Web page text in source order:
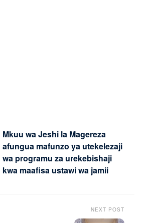
Mkuu wa Jeshi la Magereza
afungua mafunzo ya utekelezaji
wa programu za urekebishaji
kwa maafisa ustawi wa jamii
NEXT POST